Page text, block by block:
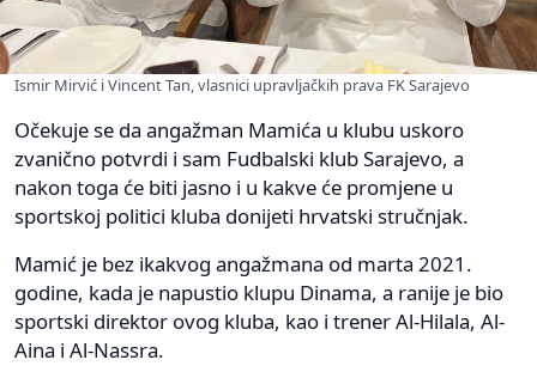
Ismir Mirvić i Vincent Tan, vlasnici upravljačkih prava FK Sarajevo
Očekuje se da angažman Mamića u klubu uskoro
zvanično potvrdi i sam Fudbalski klub Sarajevo, a
nakon toga će biti jasno i u kakve će promjene u
sportskoj politici kluba donijeti hrvatski stručnjak.
Mamić je bez ikakvog angažmana od marta 2021.
godine, kada je napustio klupu Dinama, a ranije je bio
sportski direktor ovog kluba, kao i trener Al-Hilala, Al-
Aina i Al-Nassra.